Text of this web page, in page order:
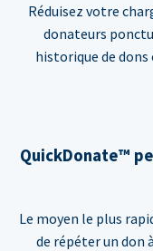
Réduisez votre
donateurs
historique de dons
QuickDonate™
Le moyen le plus
de répéter un don